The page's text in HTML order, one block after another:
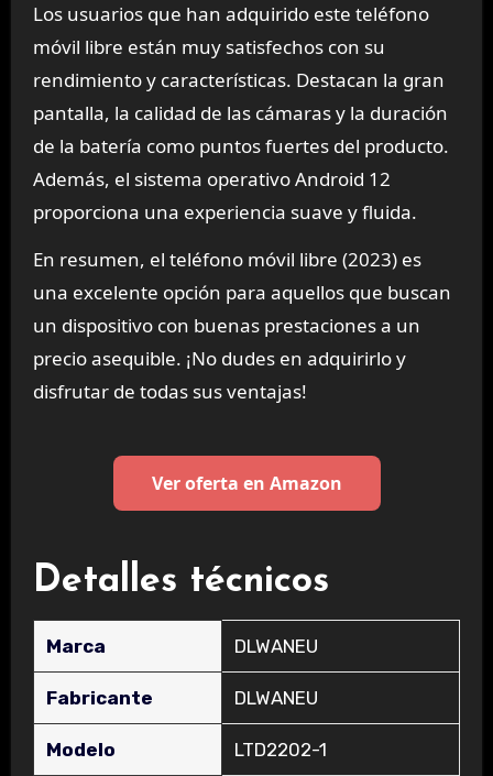
Los usuarios que han adquirido este teléfono
móvil libre están muy satisfechos con su
rendimiento y características. Destacan la gran
pantalla, la calidad de las cámaras y la duración
de la batería como puntos fuertes del producto.
Además, el sistema operativo Android 12
proporciona una experiencia suave y fluida.
En resumen, el teléfono móvil libre (2023) es
una excelente opción para aquellos que buscan
un dispositivo con buenas prestaciones a un
precio asequible. ¡No dudes en adquirirlo y
disfrutar de todas sus ventajas!
Ver oferta en Amazon
Detalles técnicos
Marca ‎DLWANEU
Fabricante ‎DLWANEU
Modelo ‎LTD2202-1